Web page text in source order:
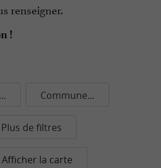
renseigner.
!
Commune...
Plus de filtres
Afficher la carte